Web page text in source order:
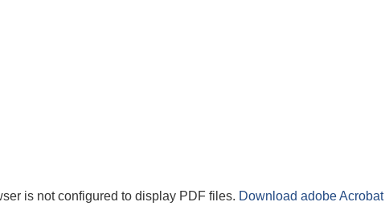
is not configured to display PDF files. Download adobe Acrobat